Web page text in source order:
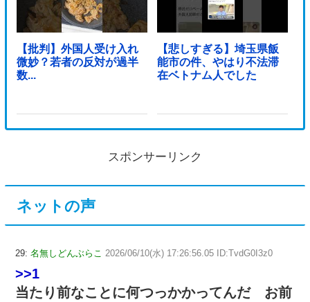
【批判】外国人受け入れ
微妙？若者の反対が過半
数...
【悲しすぎる】埼玉県飯
能市の件、やはり不法滞
在ベトナム人でした
スポンサーリンク
ネットの声
29: 名無しどんぶらこ 2026/06/10(水) 17:26:56.05 ID:TvdG0I3z0
>>1
当たり前なことに何つっかかってんだ お前